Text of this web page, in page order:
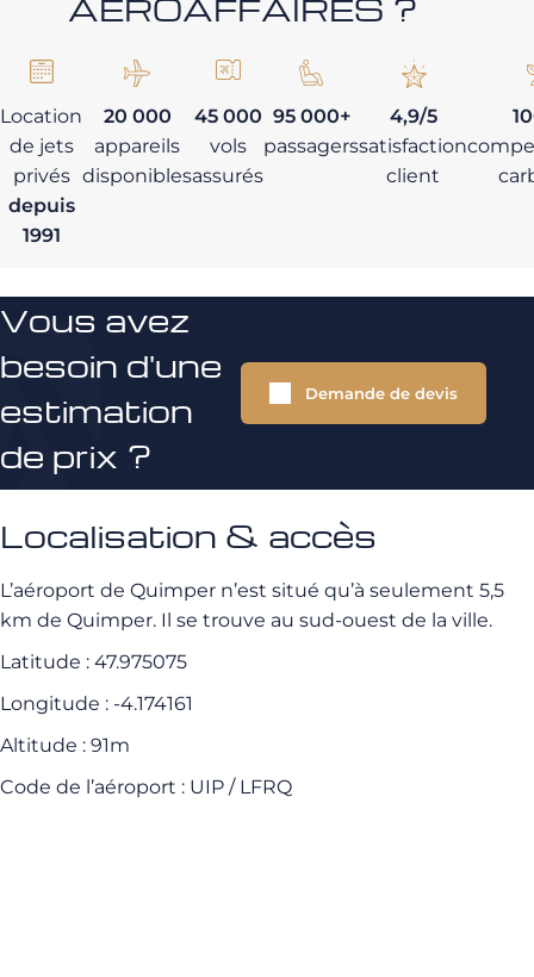
AEROAFFAIRES ?
Location
de jets
privés
depuis
1991
20 000
appareils
disponibles
45 000
vols
assurés
95 000+
passagers
4,9/5
satisfaction
client
Vous avez
besoin d'une
estimation
de prix ?
Demande de devis
Localisation & accès
L’aéroport de Quimper n’est situé qu’à seulement 5,5
km de Quimper. Il se trouve au sud-ouest de la ville.
Latitude : 47.975075
Longitude : -4.174161
Altitude : 91m
Code de l’aéroport : UIP / LFRQ